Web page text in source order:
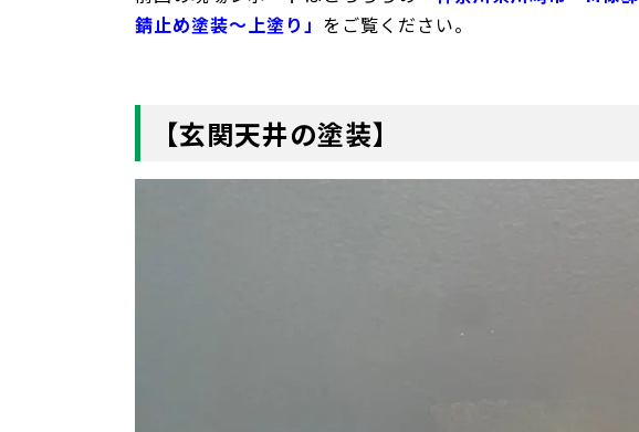
錆止め塗装〜上塗り」 をご覧ください。
【玄関天井の塗装】